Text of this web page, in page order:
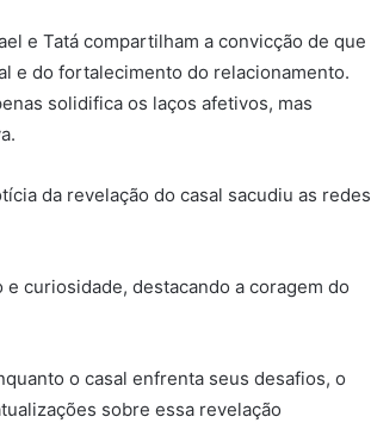
e Tatá compartilham a convicção de que
e do fortalecimento do relacionamento.
solidifica os laços afetivos, mas
da revelação do casal sacudiu as redes
curiosidade, destacando a coragem do
o casal enfrenta seus desafios, o
sobre essa revelação